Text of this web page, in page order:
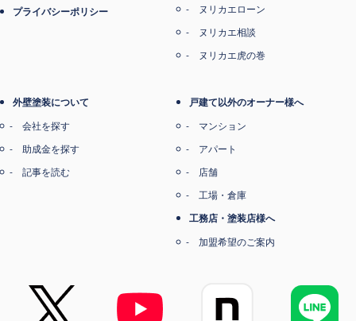
プライバシーポリシー
ヌリカエローン
ヌリカエ相談
ヌリカエ虎の巻
外壁塗装について
会社を探す
助成金を探す
記事を読む
戸建て以外のオーナー様へ
マンション
アパート
店舗
工場・倉庫
工務店・塗装店様へ
加盟希望のご案内